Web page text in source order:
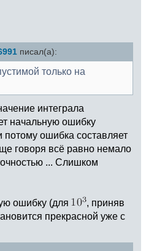
писал(а):
только на
интеграла
начальную ошибку
ошибка составляет
говоря всё равно немало
... Слишком
ошибку (для
, приняв
прекрасной уже с